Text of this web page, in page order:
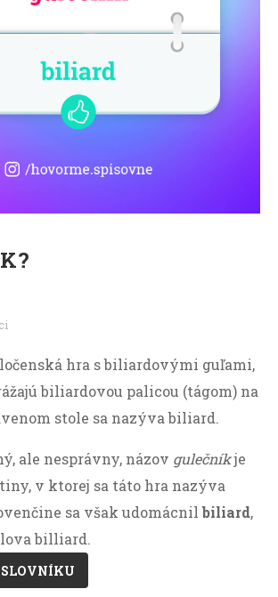
hra s biliardovými guľami,
biliardovou palicou (tágom) na
stole sa nazýva biliard.
ale nesprávny, názov gulečníkje
v ktorej sa táto hra nazýva
sa však udomácnilbiliard,
billiard.
SLOVNÍKU